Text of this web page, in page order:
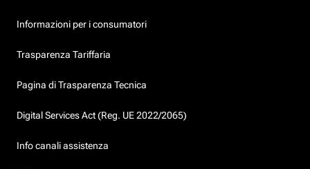
Informazioni per i consumatori
Trasparenza Tariffaria
Pagina di Trasparenza Tecnica
Digital Services Act (Reg. UE 2022/2065)
Info canali assistenza